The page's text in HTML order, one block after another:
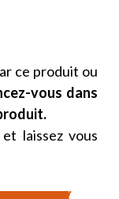
ce produit ou
vous dans
laissez vous